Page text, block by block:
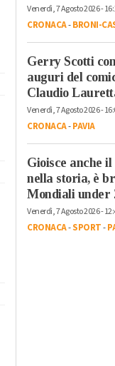
Venerdì, 7 Agosto 2026 -
CRONACA-BRONI-
Gerry Scotti
auguri del
Claudio
Venerdì, 7 Agosto 2026 -
CRONACA-PAVIA
Gioisce anche
nella storia, è
Mondiali under
Venerdì, 7 Agosto 2026 -
CRONACA-SPORT-